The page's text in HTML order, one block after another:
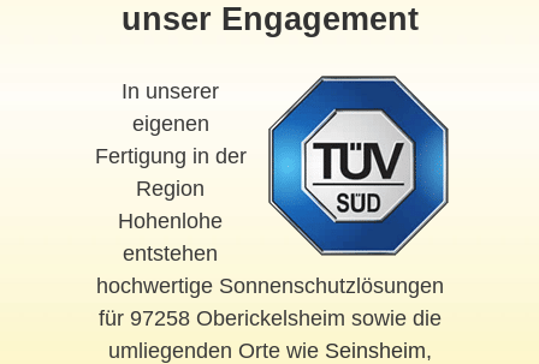
unser Engagement
In unserer
eigenen
Fertigung in der
Region
Hohenlohe
entstehen
hochwertige Sonnenschutzlösungen
für 97258 Oberickelsheim sowie die
umliegenden Orte wie Seinsheim,